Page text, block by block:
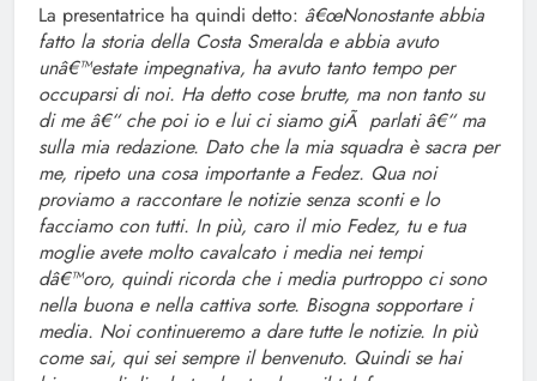
La presentatrice ha quindi detto: â€œNonostante abbia
fatto la storia della Costa Smeralda e abbia avuto
unâ€™estate impegnativa, ha avuto tanto tempo per
occuparsi di noi. Ha detto cose brutte, ma non tanto su
di me â€“ che poi io e lui ci siamo giÃ parlati â€“ ma
sulla mia redazione. Dato che la mia squadra è sacra per
me, ripeto una cosa importante a Fedez. Qua noi
proviamo a raccontare le notizie senza sconti e lo
facciamo con tutti. In più, caro il mio Fedez, tu e tua
moglie avete molto cavalcato i media nei tempi
dâ€™oro, quindi ricorda che i media purtroppo ci sono
nella buona e nella cattiva sorte. Bisogna sopportare i
media. Noi continueremo a dare tutte le notizie. In più
come sai, qui sei sempre il benvenuto. Quindi se hai